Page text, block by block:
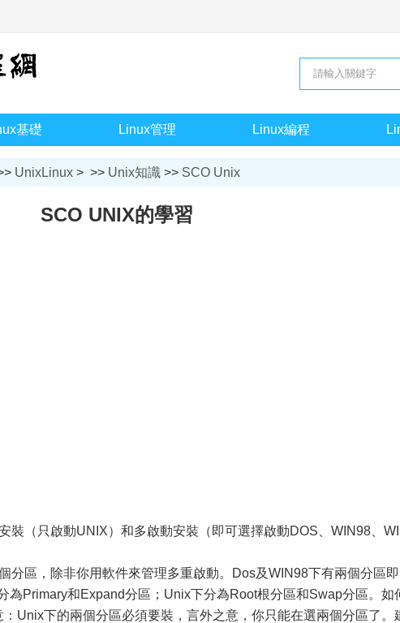
基礎 Linux管理 Linux編程
UnixLinux > >> Unix知識 >> SCO Unix
SCO UNIX的學習
裝（只啟動UNIX）和多啟動安裝（即可選擇啟動DOS、WIN98、
分區，除非你用軟件來管理多重啟動。Dos及WIN98下有兩個分區
為Primary和Expand分區；Unix下分為Root根分區和Swap分區。如
Unix下的兩個分區必須要裝，言外之意，你只能在選兩個分區了。